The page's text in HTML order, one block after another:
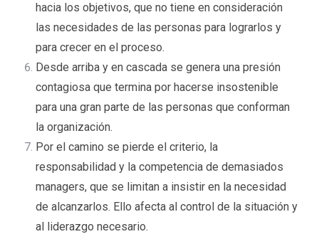
hacia los objetivos, que no tiene en consideración
las necesidades de las personas para lograrlos y
para crecer en el proceso.
Desde arriba y en cascada se genera una presión
contagiosa que termina por hacerse insostenible
para una gran parte de las personas que conforman
la organización.
Por el camino se pierde el criterio, la
responsabilidad y la competencia de demasiados
managers, que se limitan a insistir en la necesidad
de alcanzarlos. Ello afecta al control de la situación y
al liderazgo necesario.